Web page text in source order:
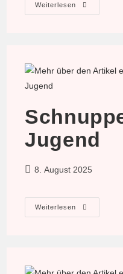
Weiterlesen
Samstag
Findet
Jugend
Beitrag
8. August 2025
Weiterlesen
G-